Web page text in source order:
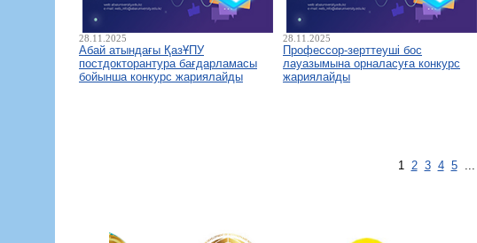
28.11.2025
Абай атындағы ҚазҰПУ
постдокторантура бағдарламасы
бойынша конкурс жариялайды
28.11.2025
Профессор-зерттеуші бос
лауазымына орналасуға конкурс
жариялайды
1 2 3 4 5...